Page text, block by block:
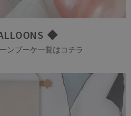
◆
ンブーケ一覧はコチラ